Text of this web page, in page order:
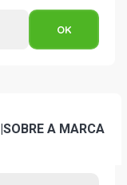
|SOBRE A MARCA